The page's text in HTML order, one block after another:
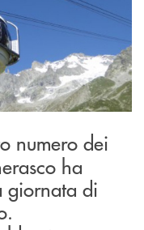
numero dei
ha
giornata di